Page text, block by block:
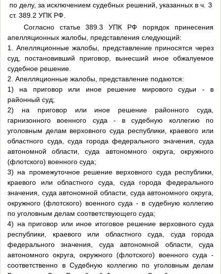
по делу, за исключением судебных решений, указанных в ч. 3
ст. 389.2 УПК РФ.
Согласно статье 389.3 УПК РФ порядок принесения
апелляционных жалобы, представления следующий:
1. Апелляционные жалобы, представление приносятся через
суд, постановивший приговор, вынесший иное обжалуемое
судебное решение.
2. Апелляционные жалобы, представление подаются:
1) на приговор или иное решение мирового судьи - в
районный суд;
2) на приговор или иное решение районного суда,
гарнизонного военного суда - в судебную коллегию по
уголовным делам верховного суда республики, краевого или
областного суда, суда города федерального значения, суда
автономной области, суда автономного округа, окружного
(флотского) военного суда;
3) на промежуточное решение верховного суда республики,
краевого или областного суда, суда города федерального
значения, суда автономной области, суда автономного округа,
окружного (флотского) военного суда - в судебную коллегию
по уголовным делам соответствующего суда;
4) на приговор или иное итоговое решение верховного суда
республики, краевого или областного суда, суда города
федерального значения, суда автономной области, суда
автономного округа, окружного (флотского) военного суда -
соответственно в Судебную коллегию по уголовным делам